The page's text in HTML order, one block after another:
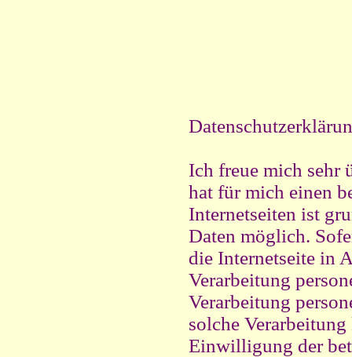
Ich freue mich sehr
hat für mich einen
Internetseiten ist
Daten möglich.
die Internetseite in
Verarbeitung
Verarbeitung
solche
Einwilligung der